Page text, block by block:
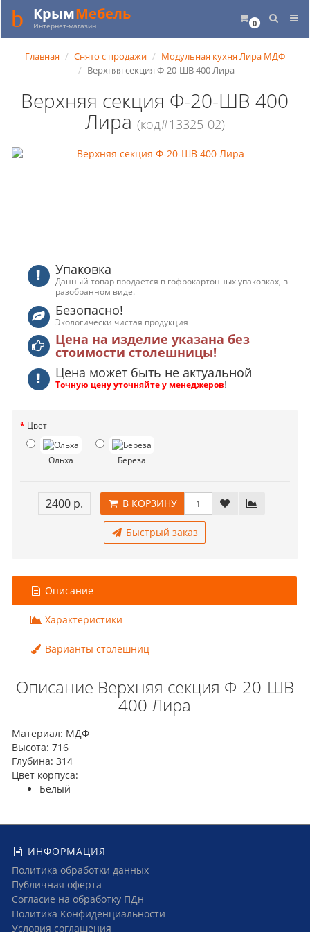
0
КрымМебель
Интернет-магазин
Главная Снято с продажи
Модульная кухня Лира МДФ
Верхняя секция Ф-20-ШВ 400 Лира
Верхняя секция Ф-20-ШВ 400
Лира (код#13325-02)
Упаковка
Данный товар продается в гофрокартонных упаковках, в
разобранном виде.
Безопасно!
Экологически чистая продукция
Цена на изделие указана без
стоимости столешницы!
Цена может быть не актуальной
Точную цену уточняйте у менеджеров!
Цвет
Ольха Береза
2400 р. В КОРЗИНУ
Быстрый заказ
Описание
Характеристики
Варианты столешниц
Описание Верхняя секция Ф-20-ШВ
400 Лира
Материал: МДФ
Высота: 716
Глубина: 314
Цвет корпуса:
Белый
ИНФОРМАЦИЯ
Политика обработки данных
Публичная оферта
Согласие на обработку ПДн
Политика Конфиденциальности
Условия соглашения